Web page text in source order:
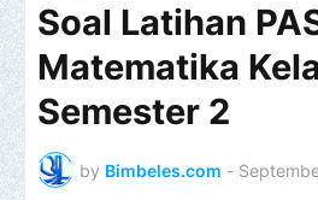
Soal Latihan
Matematika
Semester 2
by Bimbeles.com -